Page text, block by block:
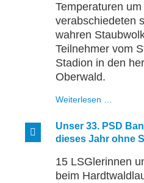
Temperaturen um
verabschiedeten
wahren
Teilnehmer vom
Stadion in den
Oberwald.
Weiterlesen …
am
aktiv
Unser 33. PSD
dieses Jahr ohne
15 LSGlerinnen
beim